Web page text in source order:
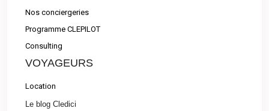
Nos conciergeries
Programme CLEPILOT
Consulting
VOYAGEURS
Location
Le blog Cledici